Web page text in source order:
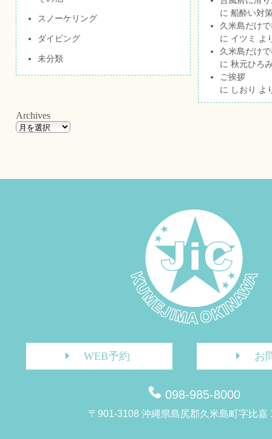
スノーケリング
ダイビング
未分類
に 船酔い対
久米島だけ
に イツミ
よ
久米島だけ
に 秋元ひろ
ご挨拶
に しおり よ
Archives
WEB予約 お
098-985-8000
〒901-3108 沖縄県島尻郡久米島町字比嘉